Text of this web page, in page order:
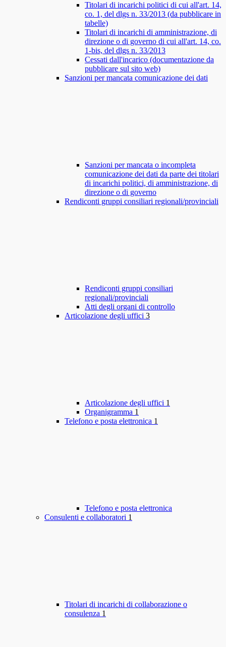
Titolari di incarichi politici di cui all'art. 14,
co. 1, del dlgs n. 33/2013 (da pubblicare in
tabelle)
Titolari di incarichi di amministrazione, di
direzione o di governo di cui all'art. 14, co.
1-bis, del dlgs n. 33/2013
Cessati dall'incarico (documentazione da
pubblicare sul sito web)
Sanzioni per mancata comunicazione dei dati
Sanzioni per mancata o incompleta
comunicazione dei dati da parte dei titolari
di incarichi politici, di amministrazione, di
direzione o di governo
Rendiconti gruppi consiliari regionali/provinciali
Rendiconti gruppi consiliari
regionali/provinciali
Atti degli organi di controllo
Articolazione degli uffici 3
Articolazione degli uffici 1
Organigramma 1
Telefono e posta elettronica 1
Telefono e posta elettronica
Consulenti e collaboratori 1
Titolari di incarichi di collaborazione o
consulenza 1